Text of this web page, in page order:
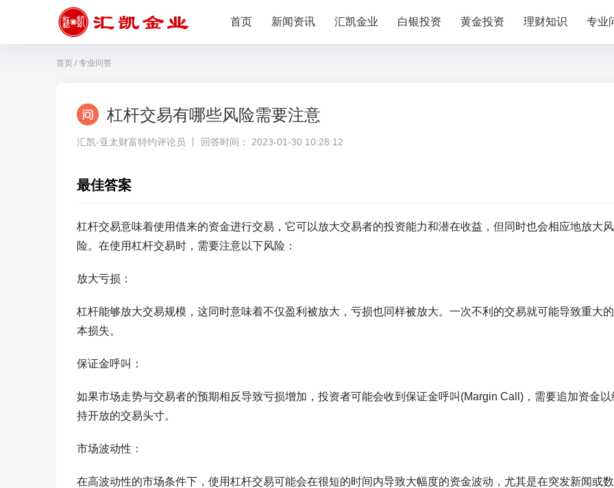
首页 新闻资讯 汇凯金业 白银投资 黄金投资 理财知识 专业
首页 / 专业问答
杠杆交易有哪些风险需要注意
汇凯-亚太财富特约评论员 丨 回答时间： 2023-01-30 10:28:12
最佳答案
杠杆交易意味着使用借来的资金进行交易，它可以放大交易者的投资能力和潜在收益，但同时也会相应地放大风
险。在使用杠杆交易时，需要注意以下风险：
放大亏损：
杠杆能够放大交易规模，这同时意味着不仅盈利被放大，亏损也同样被放大。一次不利的交易就可能导致重大
本损失。
保证金呼叫：
如果市场走势与交易者的预期相反导致亏损增加，投资者可能会收到保证金呼叫(Margin Call)，需要追加资金以
持开放的交易头寸。
市场波动性：
在高波动性的市场条件下，使用杠杆交易可能会在很短的时间内导致大幅度的资金波动，尤其是在突发新闻或